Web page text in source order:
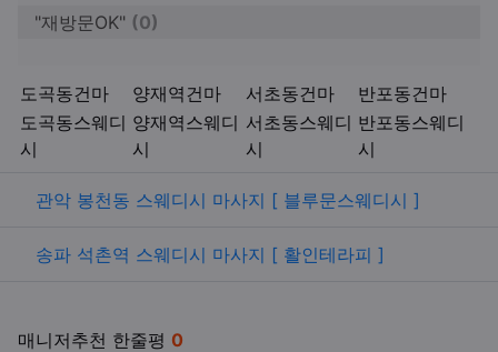
"재방문OK" (0)
도곡동건마 양재역건마 서초동건마
반포동건마
도곡동스웨디
시
양재역스웨디
시
서초동스웨디
시
반포동스웨디
시
키워드
관련자료
관악 봉천동 스웨디시 마사지 [ 블루문스웨디시 ]
송파 석촌역 스웨디시 마사지 [ 활인테라피 ]
매니저추천 한줄평 0